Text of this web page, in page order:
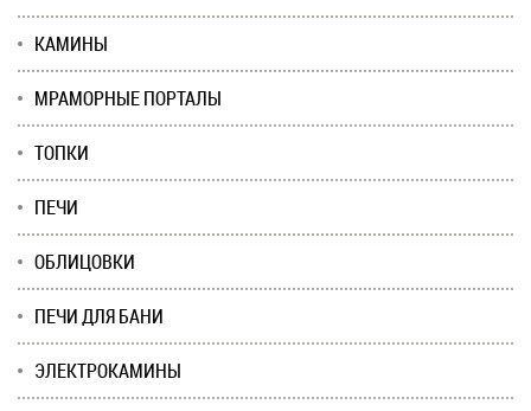
КАМИНЫ
МРАМОРНЫЕ ПОРТАЛЫ
ТОПКИ
ПЕЧИ
ОБЛИЦОВКИ
ПЕЧИ ДЛЯ БАНИ
ЭЛЕКТРОКАМИНЫ